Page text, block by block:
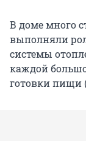
В доме много
выполняли
системы
каждой
готовки пищи